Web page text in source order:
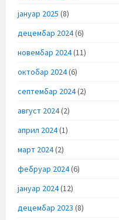
јануар 2025 (8)
децембар 2024(6)
новембар 2024(11)
октобар 2024(6)
септембар 2024(2)
август 2024(2)
април 2024(1)
март 2024(2)
фебруар 2024(6)
јануар 2024(12)
децембар 2023 (8)